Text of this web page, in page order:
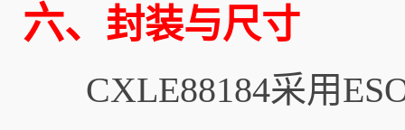
六、 封装与尺寸
CXLE88184采用